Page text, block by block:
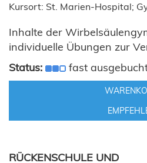
Kursort: St. Marien-Hospital;
Inhalte der
individuelle Übungen zur
Status:
fast
RÜCKENSCHULE UND